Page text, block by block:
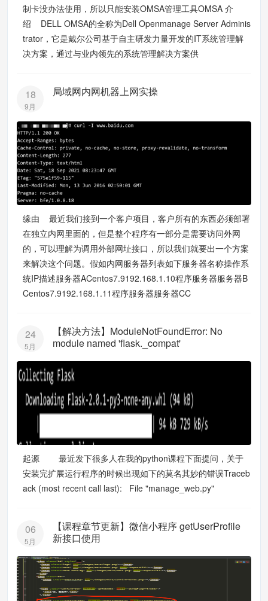
制卡没办法使用，所以只能安装OMSA管理工具OMSA 介
绍 DELL OMSA的全称为Dell Openmanage Server Adminis
trator，它是戴尔公司基于自主研发力量开发的IT系统管理解
决方案，通过与业内领先的系统管理解决方案供
18
9月
局域网内网机器上网实操
缘由 最近我们接到一个客户项目，客户所有的东西必须部署
在独立内网里面的，但是整个程序有一部分是需要访问外网
的，可以理解为调用外部网址接口，所以我们就要出一个方案
来解决这个问题。假如内网服务器列表如下服务器名称操作系
统IP描述服务器ACentos7.9192.168.1.10程序服务器服务器B
Centos7.9192.168.1.11程序服务器服务器CC
24
5月
【解决方法】ModuleNotFoundError: No
module named 'flask._compat'
起源 最近发下很多人在我的python课程下面提问，关于
安装完扩展运行程序的时候出现如下的莫名其妙的错误Traceb
ack (most recent call last): File "manage_web.py"
06
5月
【课程章节更新】微信小程序 getUserProfile
新接口使用